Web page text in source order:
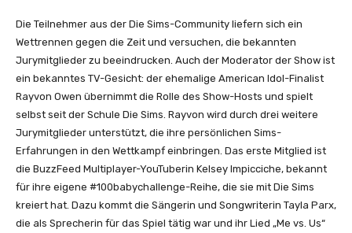
Die Teilnehmer aus der Die Sims-Community liefern sich ein
Wettrennen gegen die Zeit und versuchen, die bekannten
Jurymitglieder zu beeindrucken. Auch der Moderator der Show ist
ein bekanntes TV-Gesicht: der ehemalige American Idol-Finalist
Rayvon Owen übernimmt die Rolle des Show-Hosts und spielt
selbst seit der Schule Die Sims. Rayvon wird durch drei weitere
Jurymitglieder unterstützt, die ihre persönlichen Sims-
Erfahrungen in den Wettkampf einbringen. Das erste Mitglied ist
die BuzzFeed Multiplayer-YouTuberin Kelsey Impicciche, bekannt
für ihre eigene #100babychallenge-Reihe, die sie mit Die Sims
kreiert hat. Dazu kommt die Sängerin und Songwriterin Tayla Parx,
die als Sprecherin für das Spiel tätig war und ihr Lied „Me vs. Us“